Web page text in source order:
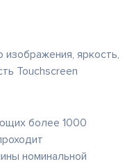
изображения, яркость,
Touchscreen
более 1000
номинальной